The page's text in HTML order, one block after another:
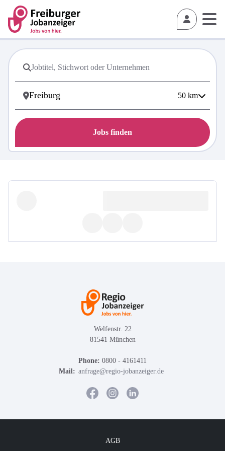
50 km
Jobs finden
Welfenstr. 22
81541 München
Phone: 0800 - 4161411
Mail: anfrage@regio-jobanzeiger.de
AGB